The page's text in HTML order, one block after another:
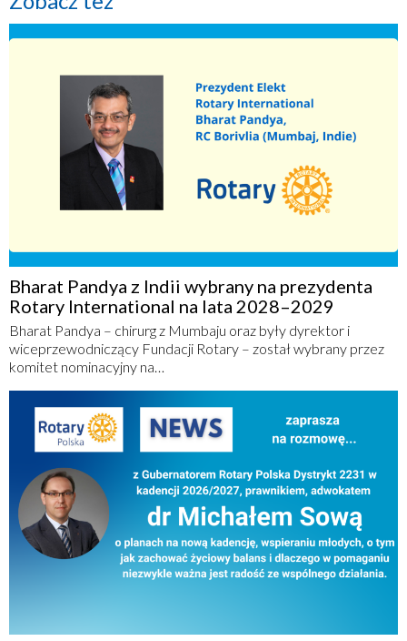
Bharat Pandya z Indii wybrany na prezydenta
Rotary International na lata 2028–2029
Bharat Pandya – chirurg z Mumbaju oraz były dyrektor i
wiceprzewodniczący Fundacji Rotary – został wybrany przez
komitet nominacyjny na…